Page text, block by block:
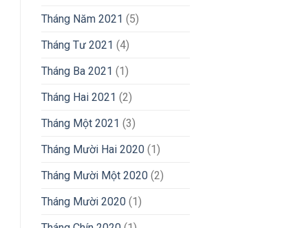
Tháng Năm 2021 (5)
Tháng Tư 2021 (4)
Tháng Ba 2021 (1)
Tháng Hai 2021 (2)
Tháng Một 2021 (3)
Tháng Mười Hai 2020(1)
Tháng Mười Một 2020(2)
Tháng Mười 2020(1)